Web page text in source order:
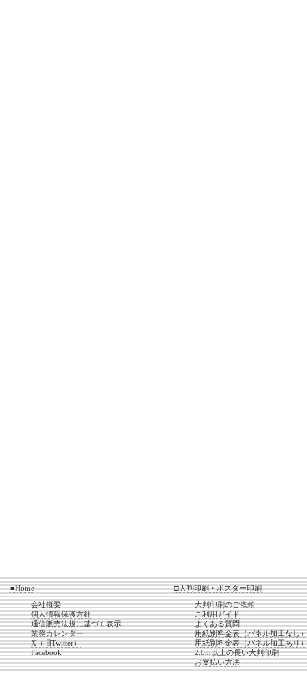
■Home
会社概要
個人情報保護方針
通信販売法規に基づく表示
業務カレンダー
X（旧Twitter）
Facebook
□大判印刷・ポスター印刷
大判印刷のご依頼
ご利用ガイド
よくある質問
用紙別料金表（パネル加工なし）
用紙別料金表（パネル加工あり）
2.0m以上の長い大判印刷
お支払い方法